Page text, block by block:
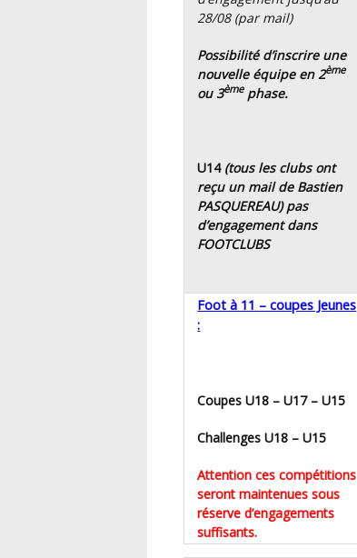
28/08 (par mail)
Possibilité d’inscrire une
nouvelle équipe en 2ème
ou 3èmephase.
U14 (tous les clubs ont
reçu un mail de Bastien
PASQUEREAU) pas
d’engagement dans
FOOTCLUBS
Foot à 11 – coupes Jeunes
:
Coupes U18 – U17 – U15
Challenges U18 – U15
Attention ces compétitions
seront maintenues sous
réserve d’engagements
suffisants.